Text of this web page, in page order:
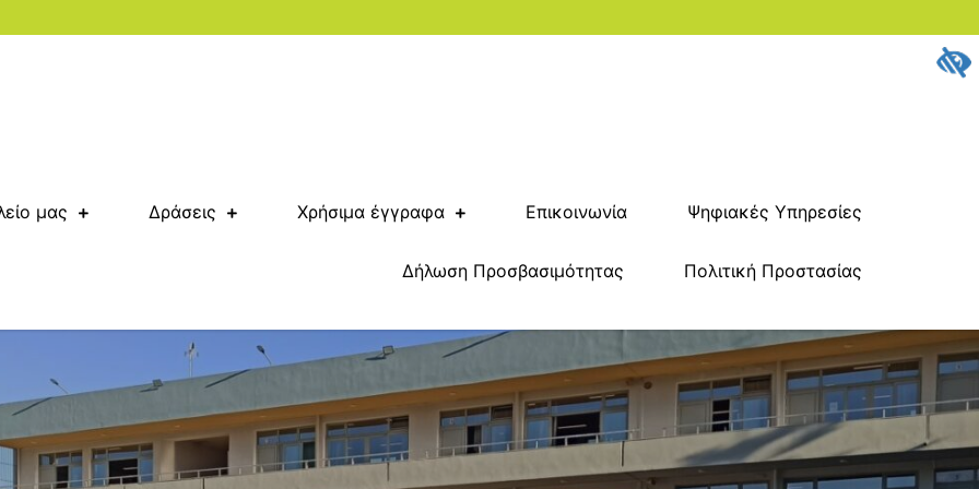
μας Δράσεις Χρήσιμα έγγραφα Επικοινωνία Ψηφιακές Υπηρεσίες
Δήλωση Προσβασιμότητας Πολιτική Προστασίας